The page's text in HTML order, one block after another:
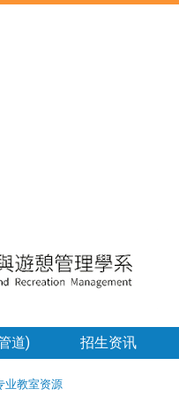
道) 招生资讯
业教室资源